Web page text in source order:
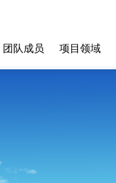
团队成员 项目领域